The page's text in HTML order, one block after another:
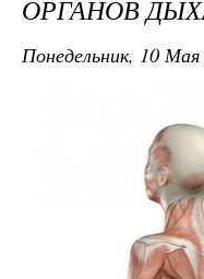
ОРГАНОВ
Понедельник, 10